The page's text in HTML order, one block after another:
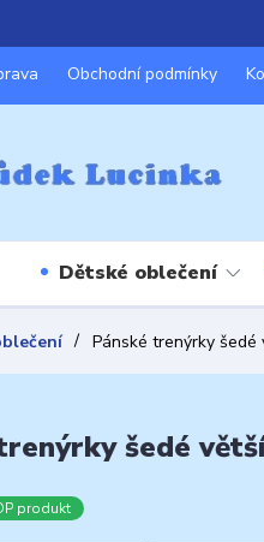
Obchodní podmínky
Dětské oblečení
Pánské trenýrky šedé
šedé
produkt